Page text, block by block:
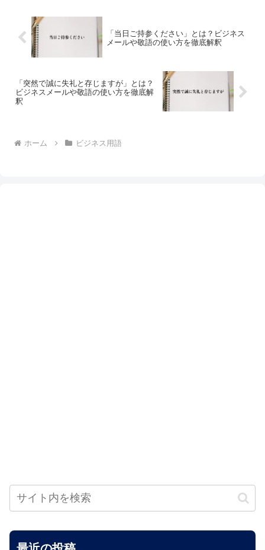
「当日ご持参ください」とは？ビジネス
メールや敬語の使い方を徹底解釈
「突然で誠に失礼と存じますが」とは？
ビジネスメールや敬語の使い方を徹底解
釈
ホーム ビジネス用語